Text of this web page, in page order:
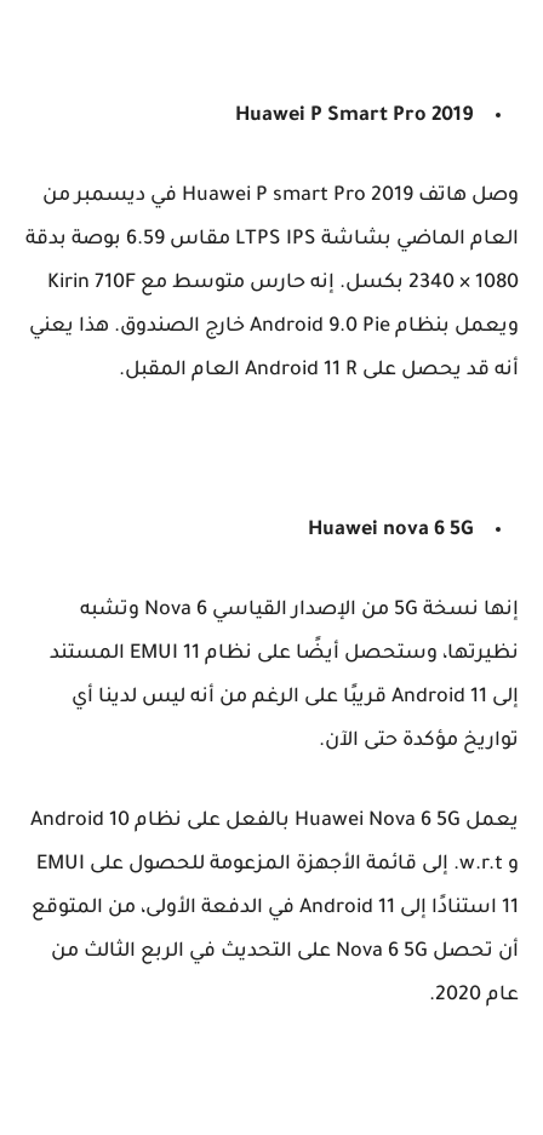
Huawei P Smart Pro 2019
وصل هاتف Huawei P smart Pro 2019 في ديسمبر من
العام الماضي بشاشة LTPS IPS مقاس 6.59 بوصة بدقة
1080 × 2340 بكسل. إنه حارس متوسط ​​مع Kirin 710F
ويعمل بنظام Android 9.0 Pie خارج الصندوق. هذا يعني
أنه قد يحصل على Android 11 R العام المقبل.
Huawei nova 6 5G
إنها نسخة 5G من الإصدار القياسي Nova 6 وتشبه
نظيرتها، وستحصل أيضًا على نظام EMUI 11 المستند
إلى Android 11 قريبًا على الرغم من أنه ليس لدينا أي
تواريخ مؤكدة حتى الآن.
يعمل Huawei Nova 6 5G بالفعل على نظام Android 10
و w.r.t. إلى قائمة الأجهزة المزعومة للحصول على EMUI
11 استنادًا إلى Android 11 في الدفعة الأولى، من المتوقع
أن تحصل Nova 6 5G على التحديث في الربع الثالث من
عام 2020.